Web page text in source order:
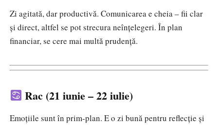
Zi agitată, dar productivă. Comunicarea e cheia – fii clar
și direct, altfel se pot strecura neînțelegeri. În plan
financiar, se cere mai multă prudență.
Rac (21 iunie – 22 iulie)
Emoțiile sunt în prim-plan. E o zi bună pentru reflecție și